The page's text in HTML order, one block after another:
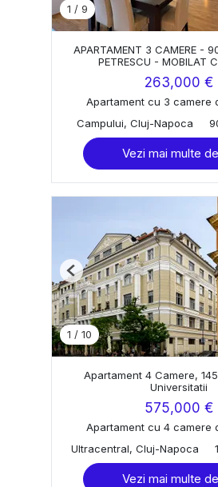
1 / 9
APARTAMENT 3 CAMERE -
PETRESCU - MOBILAT
263,000 €
Apartament cu 3 camere
Campului, Cluj-Napoca
Vezi mai multe
1 / 10
Previous
Apartament 4 Camere,
Universitatii
575,000 €
Apartament cu 4 camere
Ultracentral, Cluj-Napoca
Vezi mai multe